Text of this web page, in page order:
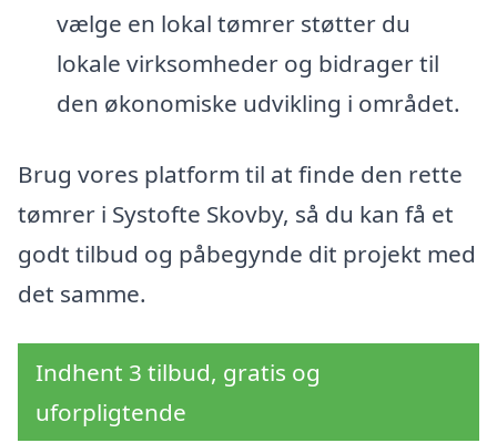
vælge en lokal tømrer støtter du
lokale virksomheder og bidrager til
den økonomiske udvikling i området.
Brug vores platform til at finde den rette
tømrer i Systofte Skovby, så du kan få et
godt tilbud og påbegynde dit projekt med
det samme.
Indhent 3 tilbud, gratis og
uforpligtende